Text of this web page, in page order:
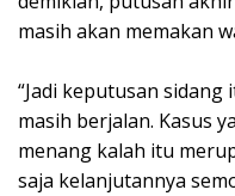
masih akan memakan
‎“Jadi keputusan
masih berjalan. Kasus
menang kalah itu
saja kelanjutannya